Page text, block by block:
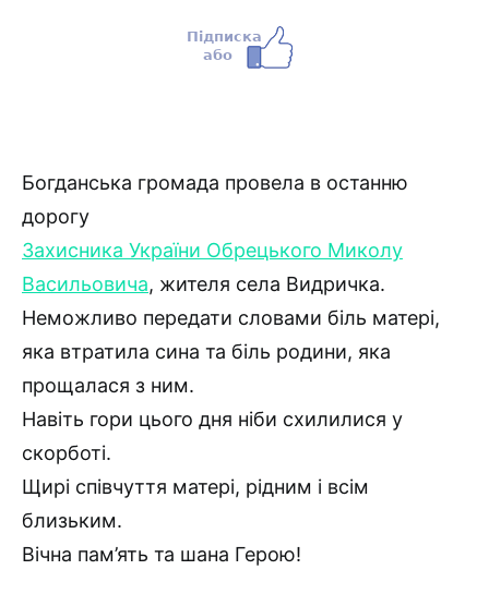
Богданська громада провела в останню
дорогу
Захисника України Обрецького Миколу
Васильовича, жителя села Видричка.
Неможливо передати словами біль матері,
яка втратила сина та біль родини, яка
прощалася з ним.
Навіть гори цього дня ніби схилилися у
скорботі.
Щирі співчуття матері, рідним і всім
близьким.
Вічна пам’ять та шана Герою!